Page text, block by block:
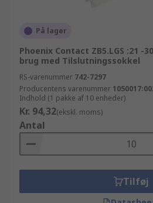
På lager
Phoenix Contact ZB5.LGS :21
brug med Tilslutningssokkel
RS-varenummer 742-7297
Producentens varenummer
Indhold (1 pakke af 10 enheder)
Kr. 94,32(ekskl. moms)
Antal
Tilføj